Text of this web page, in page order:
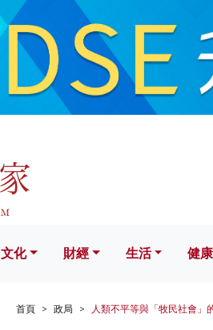
財經 生活 健康
文化 財經 生活 健康
首頁 政局 人類不平等與「牧民社會」